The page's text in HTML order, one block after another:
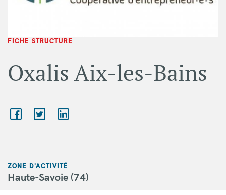
FICHE STRUCTURE
Oxalis Aix-les-Bains
ZONE D'ACTIVITÉ
Haute-Savoie (74)